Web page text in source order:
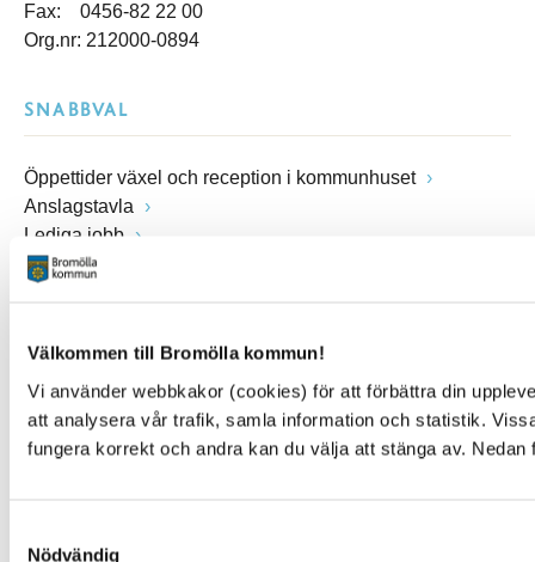
Välkommen till Bromölla kommun!
Vi använder webbkakor (cookies) för att förbättra din
att analysera vår trafik, samla information och statistik.
fungera korrekt och andra kan du välja att stänga av. Nedan
Nödvändig
Fax: 0456-82 22 00
Org.nr: 212000-0894
SNABBVAL
Öppettider växel och reception i kommunhuset
Anslagstavla
Lediga jobb
Felanmälan
E-tjänster
Simhallen
Pressrum
You Tube